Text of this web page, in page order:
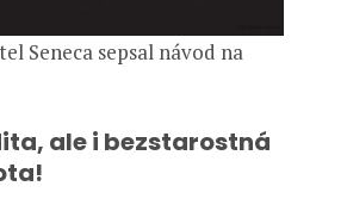
Seneca sepsal návod na
ale i bezstarostná